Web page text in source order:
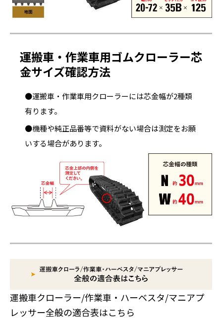
運搬車・作業車用ゴムクローラー芯
金サイズ確認方法
●運搬車・作業車用クローラーには芯金幅が2種類
有ります。
●機種や純正品番等で資料がない場合は測定をお願
いする場合があります。
運搬車クローラー/作業車・ハーベスタ/マニアプ
レッサー全般の適合表はこちら